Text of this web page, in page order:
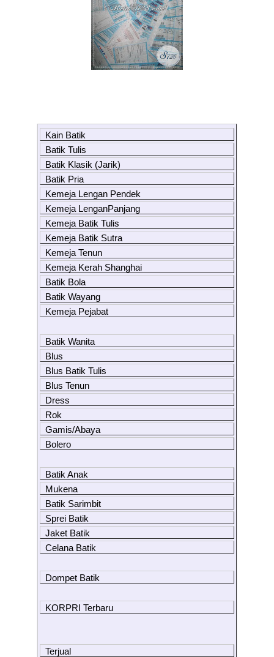
Kain Batik
Batik Tulis
Batik Klasik (Jarik)
Batik Pria
Kemeja Lengan Pendek
Kemeja LenganPanjang
Kemeja Batik Tulis
Kemeja Batik Sutra
Kemeja Tenun
Kemeja Kerah Shanghai
Batik Bola
Batik Wayang
Kemeja Pejabat
Batik Wanita
Blus
Blus Batik Tulis
Blus Tenun
Dress
Rok
Gamis/Abaya
Bolero
Batik Anak
Mukena
Batik Sarimbit
Sprei Batik
Jaket Batik
Celana Batik
Dompet Batik
KORPRI Terbaru
Terjual